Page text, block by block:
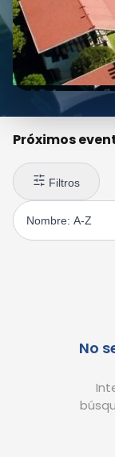
Próximos
Filtros
No